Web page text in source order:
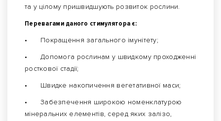
та у цілому пришвидшують розвиток рослини.
Перевагами даного стимулятора є:
•
Покращення загального імунітету;
•
Допомога рослинам у швидкому проходженні
росткової стадії;
•
Швидке накопичення вегетативної маси;
•
Забезпечення широкою номенклатурою
мінеральних елементів, серед яких залізо,